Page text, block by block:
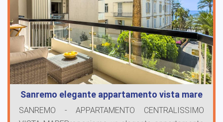
Sanremo elegante appartamento vista mare
SANREMO - APPARTAMENTO CENTRALISSIMO